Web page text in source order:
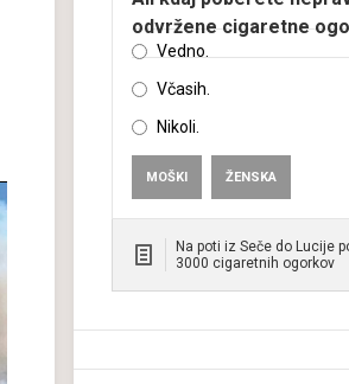
odvržene cigaretne
Vedno.
Včasih.
Nikoli.
MOŠKI ŽENSKA
Na poti iz Seče do Lucije
3000 cigaretnih ogorkov